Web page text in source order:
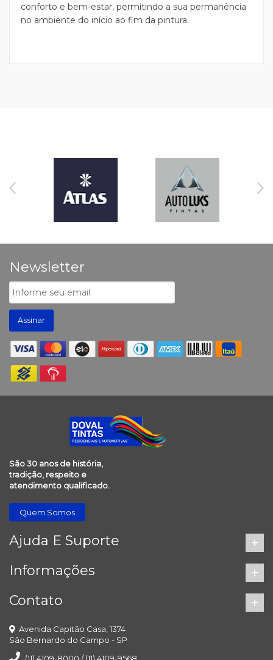
conforto e bem-estar, permitindo a sua permanência
no ambiente do início ao fim da pintura.
Newsletter
Assinar
São 30 anos de história,
tradição, respeito e
atendimento qualificado.
Quem Somos
Ajuda E Suporte
Informações
Contato
Avenida Capitão Casa, 1374
São Bernardo do Campo - SP